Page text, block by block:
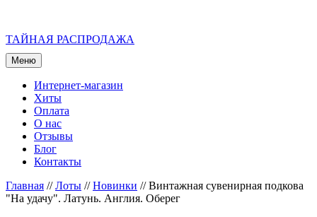
ТАЙНАЯ РАСПРОДАЖА
Меню
Интернет-магазин
Хиты
Оплата
О нас
Отзывы
Блог
Контакты
Главная //Лоты //Новинки //Винтажная сувенирная подкова
"На удачу". Латунь. Англия. Оберег